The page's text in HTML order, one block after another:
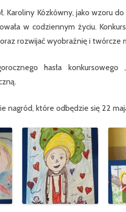
Karoliny Kózkówny, jako wzoru
w codziennym życiu.
rozwijać wyobraźnię i twórcze
hasła konkursowego
nagród, które odbędzie się 22